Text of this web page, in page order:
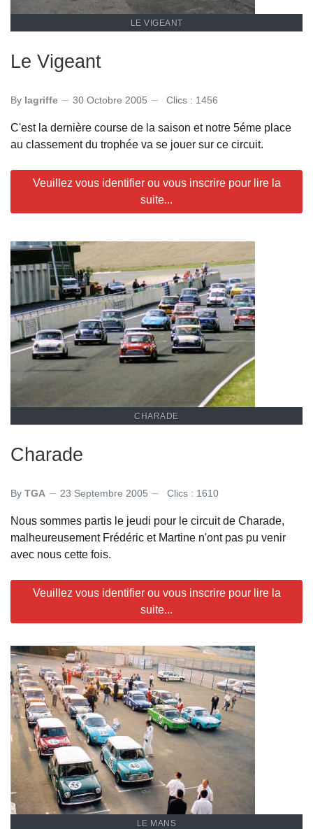
LE VIGEANT
Le Vigeant
By lagriffe 30 Octobre 2005 Clics : 1456
C'est la dernière course de la saison et notre 5éme place
au classement du trophée va se jouer sur ce circuit.
Veuillez vous identifier ou vous inscrire pour lire la
suite...
CHARADE
Charade
By TGA 23 Septembre 2005 Clics : 1610
Nous sommes partis le jeudi pour le circuit de Charade,
malheureusement Frédéric et Martine n'ont pas pu venir
avec nous cette fois.
Veuillez vous identifier ou vous inscrire pour lire la
suite...
LE MANS